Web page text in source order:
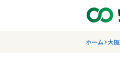
ホーム 大